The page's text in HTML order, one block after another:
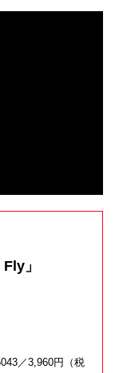
」
／3,960円（税